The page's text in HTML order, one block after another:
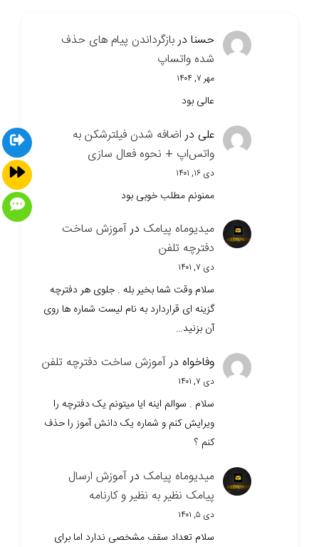
حسنا دربازگرداندن پیام های حذف
شده واتساپ
مهر ۷, ۱۴۰۴
عالی بود
علی دراضافه شدن فیلترشکن به
واتس‌اپ + نحوه فعال سازی
دی ۱۶, ۱۴۰۱
ممنونم مطلب خوبی بود
میدیوماه پیامک درآموزش ساخت
دفترچه تلفن
دی ۷, ۱۴۰۱
سلام وقت شما بخیر بله . جلوی هر دفترچه
گزینه ای قراردارد به نام لیست شماره ها روی
آن بزنید…
وفاخواه درآموزش ساخت دفترچه تلفن
دی ۷, ۱۴۰۱
سلام . سوالم اینه ایا میتونم یک دفترچه را
ویرایش کنم و شماره یک دانش آموز را حذف
کنم ؟
میدیوماه پیامک درآموزش ارسال
پیامک نظیر به نظیر و کارنامه
دی ۵, ۱۴۰۱
سلام تعداد سقف مشخصی ندارد اما برای